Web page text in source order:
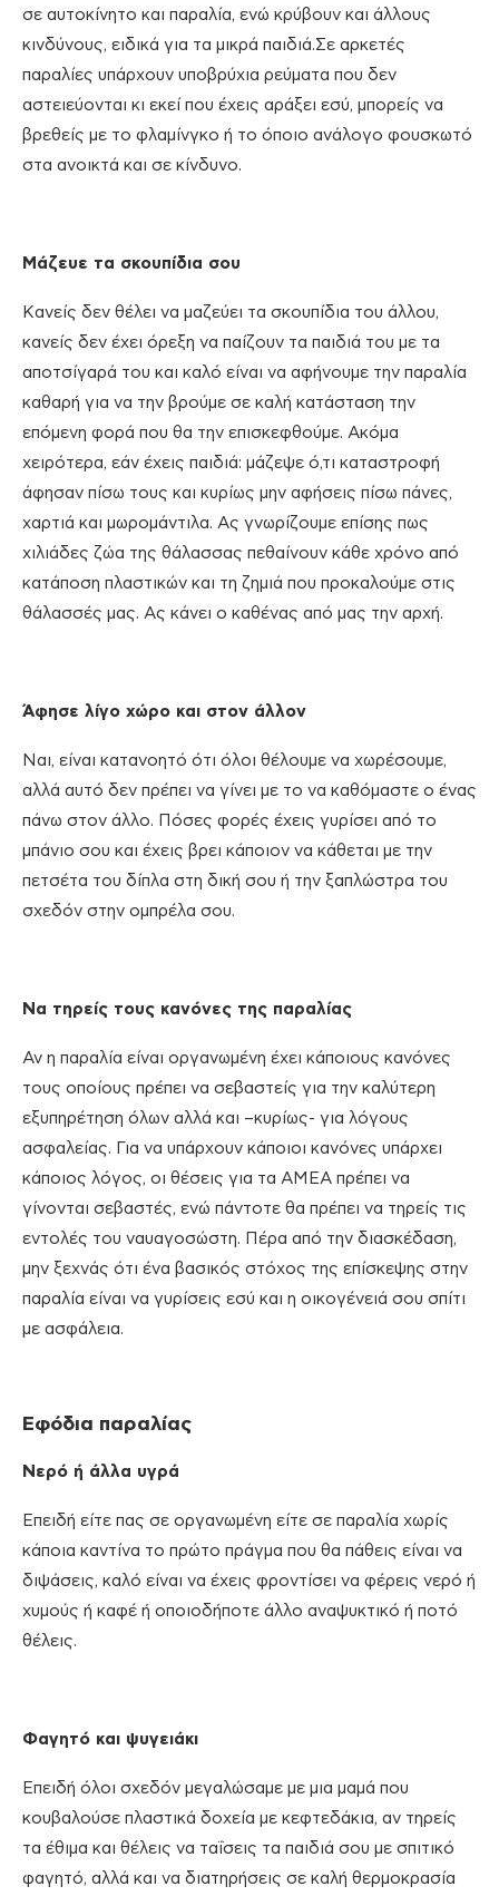
σε αυτοκίνητο και παραλία, ενώ κρύβουν και άλλους
κινδύνους, ειδικά για τα μικρά παιδιά.Σε αρκετές
παραλίες υπάρχουν υποβρύχια ρεύματα που δεν
αστειεύονται κι εκεί που έχεις αράξει εσύ, μπορείς να
βρεθείς με το φλαμίνγκο ή το όποιο ανάλογο φουσκωτό
στα ανοικτά και σε κίνδυνο.
Μάζευε τα σκουπίδια σου
Κανείς δεν θέλει να μαζεύει τα σκουπίδια του άλλου,
κανείς δεν έχει όρεξη να παίζουν τα παιδιά του με τα
αποτσίγαρά του και καλό είναι να αφήνουμε την παραλία
καθαρή για να την βρούμε σε καλή κατάσταση την
επόμενη φορά που θα την επισκεφθούμε. Ακόμα
χειρότερα, εάν έχεις παιδιά: μάζεψε ό,τι καταστροφή
άφησαν πίσω τους και κυρίως μην αφήσεις πίσω πάνες,
χαρτιά και μωρομάντιλα. Ας γνωρίζουμε επίσης πως
χιλιάδες ζώα της θάλασσας πεθαίνουν κάθε χρόνο από
κατάποση πλαστικών και τη ζημιά που προκαλούμε στις
θάλασσές μας. Ας κάνει ο καθένας από μας την αρχή.
Άφησε λίγο χώρο και στον άλλον
Ναι, είναι κατανοητό ότι όλοι θέλουμε να χωρέσουμε,
αλλά αυτό δεν πρέπει να γίνει με το να καθόμαστε ο ένας
πάνω στον άλλο. Πόσες φορές έχεις γυρίσει από το
μπάνιο σου και έχεις βρει κάποιον να κάθεται με την
πετσέτα του δίπλα στη δική σου ή την ξαπλώστρα του
σχεδόν στην ομπρέλα σου.
Να τηρείς τους κανόνες της παραλίας
Αν η παραλία είναι οργανωμένη έχει κάποιους κανόνες
τους οποίους πρέπει να σεβαστείς για την καλύτερη
εξυπηρέτηση όλων αλλά και –κυρίως- για λόγους
ασφαλείας. Για να υπάρχουν κάποιοι κανόνες υπάρχει
κάποιος λόγος, οι θέσεις για τα ΑΜΕΑ πρέπει να
γίνονται σεβαστές, ενώ πάντοτε θα πρέπει να τηρείς τις
εντολές του ναυαγοσώστη. Πέρα από την διασκέδαση,
μην ξεχνάς ότι ένα βασικός στόχος της επίσκεψης στην
παραλία είναι να γυρίσεις εσύ και η οικογένειά σου σπίτι
με ασφάλεια.
Εφόδια παραλίας
Νερό ή άλλα υγρά
Επειδή είτε πας σε οργανωμένη είτε σε παραλία χωρίς
κάποια καντίνα το πρώτο πράγμα που θα πάθεις είναι να
διψάσεις, καλό είναι να έχεις φροντίσει να φέρεις νερό ή
χυμούς ή καφέ ή οποιοδήποτε άλλο αναψυκτικό ή ποτό
θέλεις.
Φαγητό και ψυγειάκι
Επειδή όλοι σχεδόν μεγαλώσαμε με μια μαμά που
κουβαλούσε πλαστικά δοχεία με κεφτεδάκια, αν τηρείς
τα έθιμα και θέλεις να ταΐσεις τα παιδιά σου με σπιτικό
φαγητό, αλλά και να διατηρήσεις σε καλή θερμοκρασία